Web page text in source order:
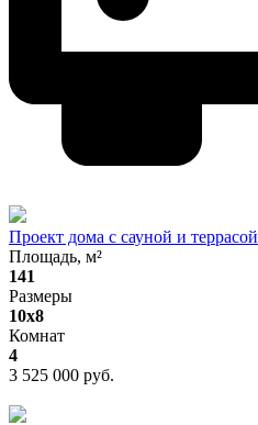
Проект дома с сауной и террасой
Площадь, м²
141
Размеры
10х8
Комнат
4
3 525 000 руб.